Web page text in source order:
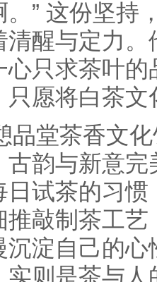
。” 这份坚持
清醒与定力
心只求茶叶
只愿将白茶
堂茶香文化
古韵与新意
日试茶的习
推敲制茶工
沉淀自己的
实则是茶与